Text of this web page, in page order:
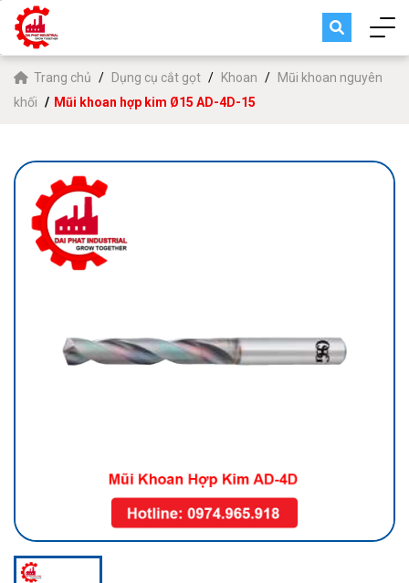
Trang chủ Dụng cụ cắt gọt Khoan
Mũi khoan nguyên
khối
Mũi khoan hợp kim Ø15 AD-4D-15